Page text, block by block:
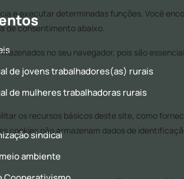
de jovens trabalhadores(as) rurais
de mulheres trabalhadoras rurais
sindical
ambiente